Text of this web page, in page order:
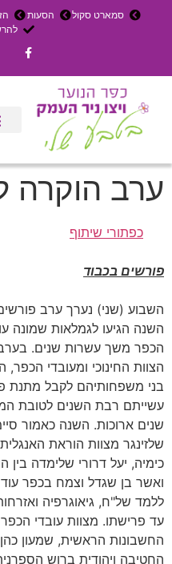
סמארט סקול הסעות
ערב הוקרה
כפתורי שיתוף
פורשים בכבוד
השבוע (שני) נערך ערב
השנה הגיעו לגמלאות שמונה
הכפר משך עשרות שנים.
הצוות החינוכי ומעובדי
בני משפחותיהם לקבל מתנת
עשייתם רבת השנים לטובת
שנים ארוכות. השנה כאמור
שלזינגר מצוות הוראת
כימיה, יעל דרורי שלימדה בין
ואשר בן שגדל וצמח בכפר
ללמד של"ח, גיאוגרפיה
עד פרישתו. מצוות עובדי
החשבונות הראשית, שמעון
החטיבה ויהודית ברוש